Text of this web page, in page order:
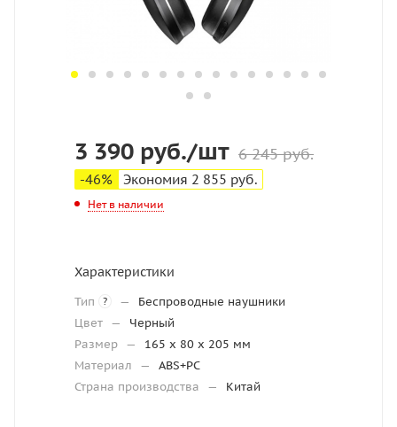
3 390 руб./шт 6 245руб.
-46% Экономия 2 855 руб.
Нет в наличии
Характеристики
Тип ? —
Беспроводные наушники
Цвет —
Черный
Размер —
165 x 80 x 205 мм
Материал
—
ABS+PC
Страна производства
— Китай